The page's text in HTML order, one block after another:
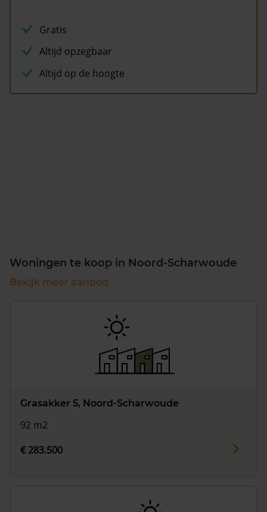
Gratis
Altijd opzegbaar
Altijd op de hoogte
Woningen te koop in Noord-Scharwoude
Bekijk meer aanbod
Grasakker 5, Noord-Scharwoude
92 m2
€ 283.500